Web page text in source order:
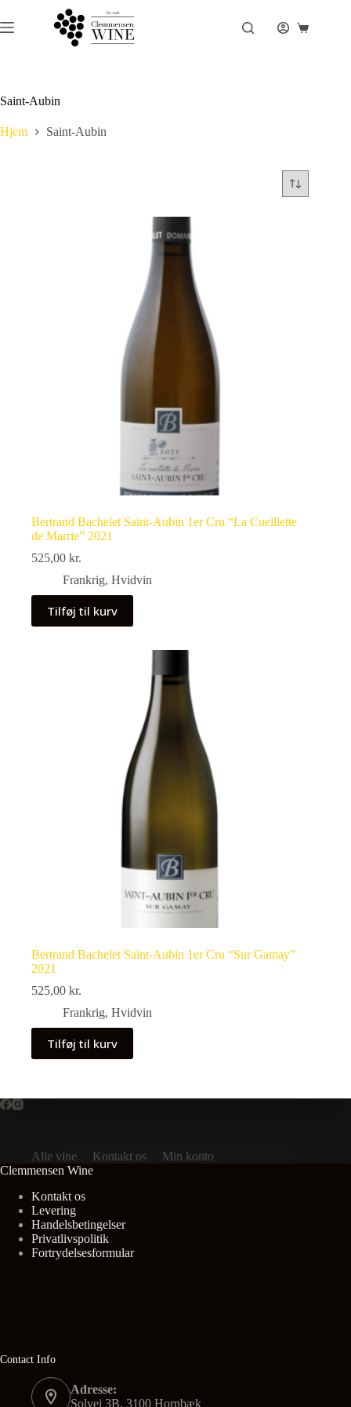
til
indhold
Saint-Aubin
Hjem Saint-Aubin
Bertrand Bachelet Saint-Aubin 1er Cru “La Cueillette
de Marrie” 2021
525,00 kr.
Frankrig, Hvidvin
Tilføj til kurv
Bertrand Bachelet Saint-Aubin 1er Cru “Sur Gamay”
2021
525,00 kr.
Frankrig, Hvidvin
Tilføj til kurv
Alle vine Kontakt os
Min konto
Clemmensen Wine
Kontakt os
Levering
Handelsbetingelser
Privatlivspolitik
Fortrydelsesformular
Contact Info
Adresse:
Solvej 3B, 3100 Hornbæk